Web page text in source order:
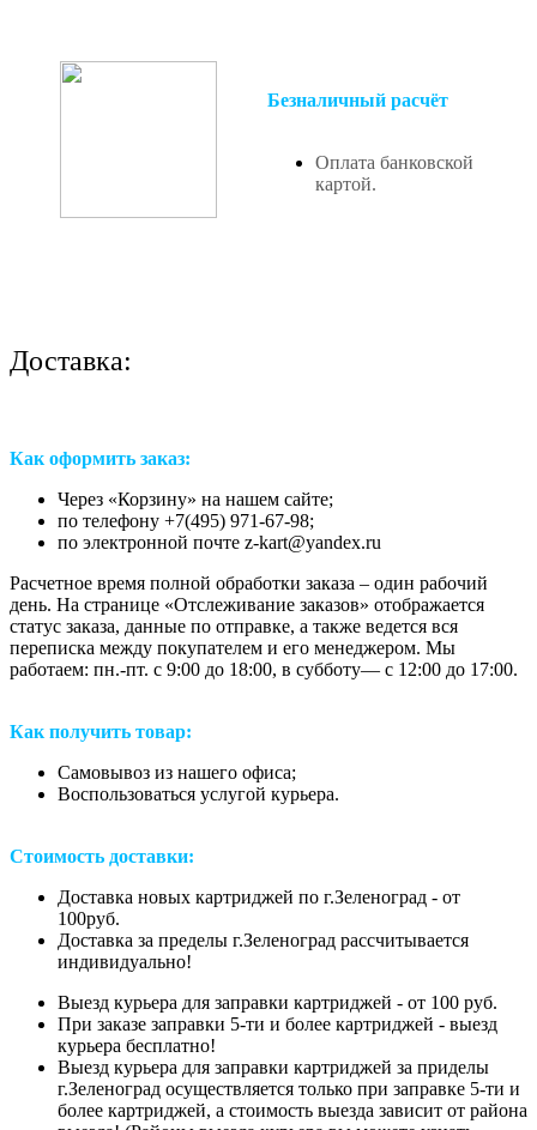
Безналичный расчёт
Оплата банковской
картой.
Доставка:
Как оформить заказ:
Через «Корзину» на нашем сайте;
по телефону +7(495) 971-67-98;
по электронной почте z-kart@yandex.ru
Расчетное время полной обработки заказа – один рабочий
день. На странице «Отслеживание заказов» отображается
статус заказа, данные по отправке, а также ведется вся
переписка между покупателем и его менеджером. Мы
работаем: пн.-пт. с 9:00 до 18:00, в субботу— с 12:00 до 17:00.
Как получить товар:
Самовывоз из нашего офиса;
Воспользоваться услугой курьера.
Стоимость доставки:
Доставка новых картриджей по г.Зеленоград - от
100руб.
Доставка за пределы г.Зеленоград рассчитывается
индивидуально!
Выезд курьера для заправки картриджей - от 100 руб.
При заказе заправки 5-ти и более картриджей - выезд
курьера бесплатно!
Выезд курьера для заправки картриджей за приделы
г.Зеленоград осуществляется только при заправке 5-ти и
более картриджей, а стоимость выезда зависит от района